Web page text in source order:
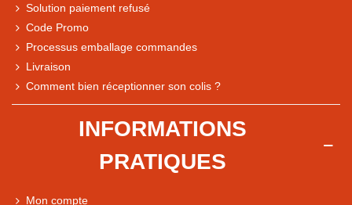
Comparaison des performances du magasin
Solution paiement refusé
Code Promo
Processus emballage commandes
Livraison
Comment bien réceptionner son colis ?
INFORMATIONS
PRATIQUES
Mon compte